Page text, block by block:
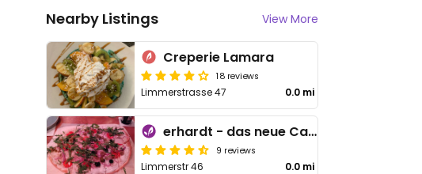
Nearby Listings View More
Creperie Lamara
18 reviews
Limmerstrasse 47 0.0 mi
erhardt - das neue Café
9 reviews
Limmerstr 46 0.0 mi